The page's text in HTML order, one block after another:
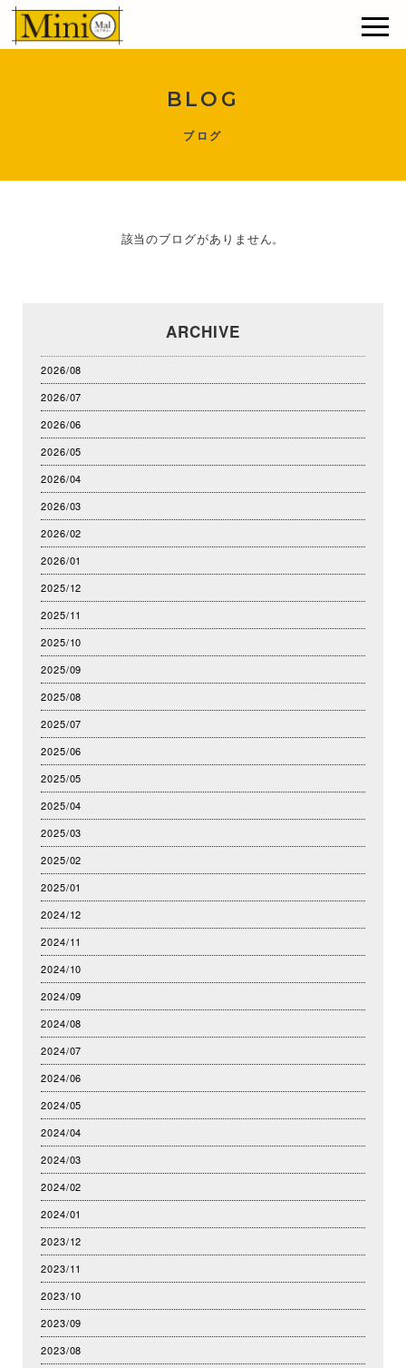
BLOG
ブログ
該当のブログがありません。
ARCHIVE
2026/08
2026/07
2026/06
2026/05
2026/04
2026/03
2026/02
2026/01
2025/12
2025/11
2025/10
2025/09
2025/08
2025/07
2025/06
2025/05
2025/04
2025/03
2025/02
2025/01
2024/12
2024/11
2024/10
2024/09
2024/08
2024/07
2024/06
2024/05
2024/04
2024/03
2024/02
2024/01
2023/12
2023/11
2023/10
2023/09
2023/08